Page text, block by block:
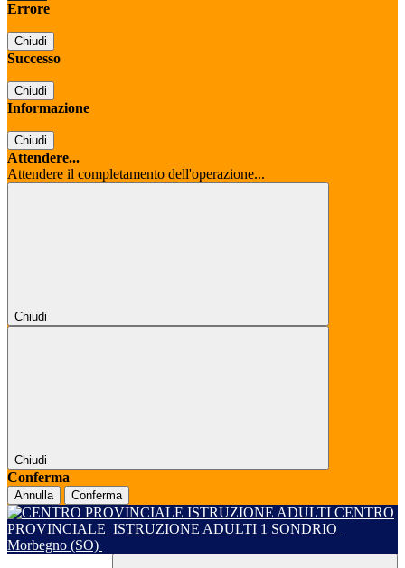
Errore
Chiudi
Successo
Chiudi
Informazione
Chiudi
Attendere...
Attendere il completamento dell'operazione...
Chiudi
Chiudi
Conferma
Annulla Conferma
CENTRO
PROVINCIALE ISTRUZIONE ADULTI 1 SONDRIO
Morbegno (SO)